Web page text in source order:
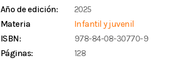
Año de edición:
2025
Materia
Infantil y juvenil
ISBN:
978-84-08-30770-9
Páginas:
128